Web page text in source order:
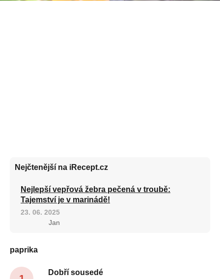
Nejčtenější na iRecept.cz
Nejlepší vepřová žebra pečená v troubě:
Tajemství je v marinádě!
23. 06. 2025
Jan
paprika
Dobří sousedé